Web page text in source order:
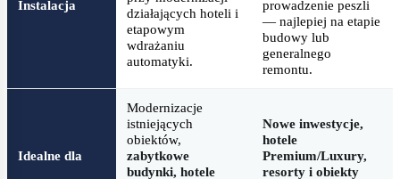
Instalacja
działających hoteli i
etapowym
wdrażaniu
automatyki.
prowadzenie peszli
— najlepiej na etapie
budowy lub
generalnego
remontu.
Idealne dla
Modernizacje
istniejących
obiektów,
zabytkowe
budynki, hotele
Nowe inwestycje,
hotele
Premium/Luxury,
resorty i obiekty